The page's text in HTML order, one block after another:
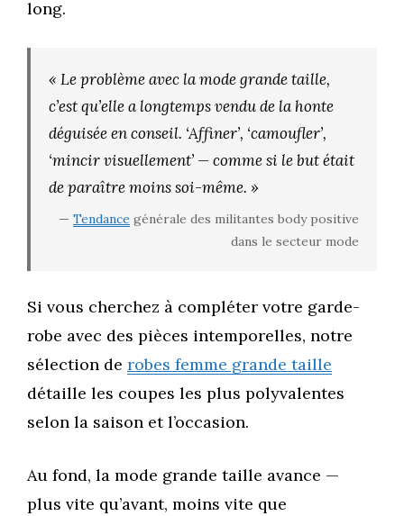
long.
« Le problème avec la mode grande taille,
c’est qu’elle a longtemps vendu de la honte
déguisée en conseil. ‘Affiner’, ‘camoufler’,
‘mincir visuellement’ — comme si le but était
de paraître moins soi-même. »
— Tendance générale des militantes body positive
dans le secteur mode
Si vous cherchez à compléter votre garde-
robe avec des pièces intemporelles, notre
sélection de robes femme grande taille
détaille les coupes les plus polyvalentes
selon la saison et l’occasion.
Au fond, la mode grande taille avance —
plus vite qu’avant, moins vite que